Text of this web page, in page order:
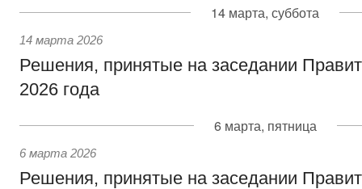
14 марта, суббота
14 марта 2026
Решения, принятые на заседании
2026 года
6 марта, пятница
6 марта 2026
Решения, принятые на заседании